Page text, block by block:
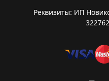
Реквизиты: ИП